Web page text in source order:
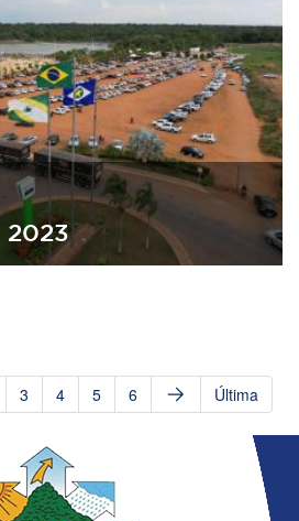
2023
3 4 5 6 Última